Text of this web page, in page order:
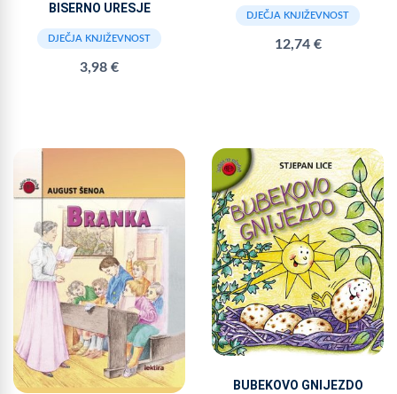
BISERNO URESJE
DJEČJA KNJIŽEVNOST
3,98 €
DJEČJA KNJIŽEVNOST
12,74 €
BUBEKOVO GNIJEZDO